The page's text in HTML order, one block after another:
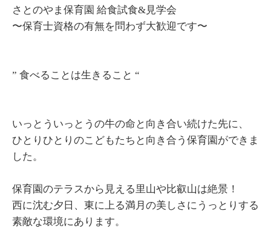
さとのやま保育園 給食試食&見学会
〜保育士資格の有無を問わず大歓迎です〜
” 食べることは生きること “
いっとういっとうの牛の命と向き合い続けた先に、
ひとりひとりのこどもたちと向き合う保育園ができま
した。
保育園のテラスから見える里山や比叡山は絶景！
西に沈む夕日、東に上る満月の美しさにうっとりする
素敵な環境にあります。